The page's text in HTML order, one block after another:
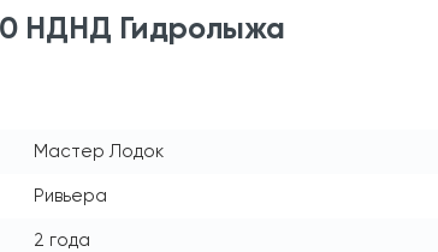
НДНД Гидролыжа
Мастер Лодок
Ривьера
2 года